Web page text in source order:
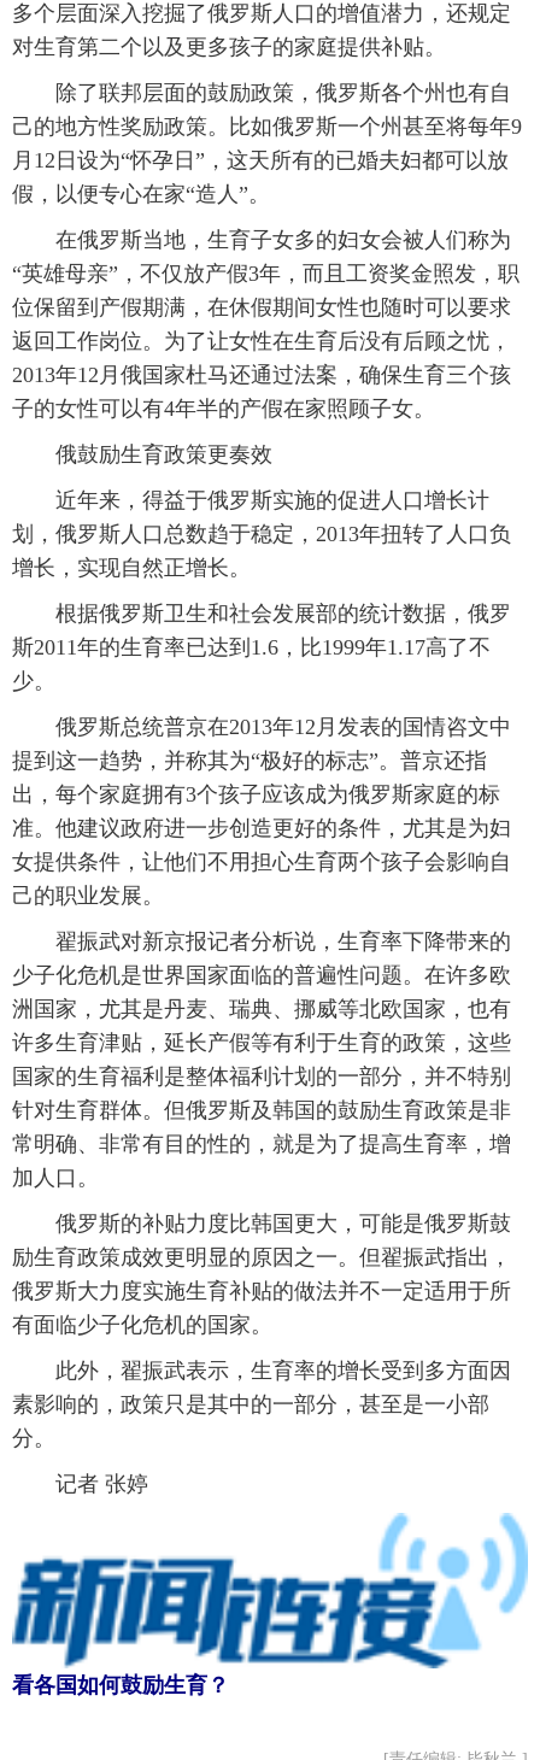
多个层面深入挖掘了俄罗斯人口的增值潜力，还规定
对生育第二个以及更多孩子的家庭提供补贴。
除了联邦层面的鼓励政策，俄罗斯各个州也有自
己的地方性奖励政策。比如俄罗斯一个州甚至将每年9
月12日设为“怀孕日”，这天所有的已婚夫妇都可以放
假，以便专心在家“造人”。
在俄罗斯当地，生育子女多的妇女会被人们称为
“英雄母亲”，不仅放产假3年，而且工资奖金照发，职
位保留到产假期满，在休假期间女性也随时可以要求
返回工作岗位。为了让女性在生育后没有后顾之忧，
2013年12月俄国家杜马还通过法案，确保生育三个孩
子的女性可以有4年半的产假在家照顾子女。
俄鼓励生育政策更奏效
近年来，得益于俄罗斯实施的促进人口增长计
划，俄罗斯人口总数趋于稳定，2013年扭转了人口负
增长，实现自然正增长。
根据俄罗斯卫生和社会发展部的统计数据，俄罗
斯2011年的生育率已达到1.6，比1999年1.17高了不
少。
俄罗斯总统普京在2013年12月发表的国情咨文中
提到这一趋势，并称其为“极好的标志”。普京还指
出，每个家庭拥有3个孩子应该成为俄罗斯家庭的标
准。他建议政府进一步创造更好的条件，尤其是为妇
女提供条件，让他们不用担心生育两个孩子会影响自
己的职业发展。
翟振武对新京报记者分析说，生育率下降带来的
少子化危机是世界国家面临的普遍性问题。在许多欧
洲国家，尤其是丹麦、瑞典、挪威等北欧国家，也有
许多生育津贴，延长产假等有利于生育的政策，这些
国家的生育福利是整体福利计划的一部分，并不特别
针对生育群体。但俄罗斯及韩国的鼓励生育政策是非
常明确、非常有目的性的，就是为了提高生育率，增
加人口。
俄罗斯的补贴力度比韩国更大，可能是俄罗斯鼓
励生育政策成效更明显的原因之一。但翟振武指出，
俄罗斯大力度实施生育补贴的做法并不一定适用于所
有面临少子化危机的国家。
此外，翟振武表示，生育率的增长受到多方面因
素影响的，政策只是其中的一部分，甚至是一小部
分。
记者 张婷
看各国如何鼓励生育？